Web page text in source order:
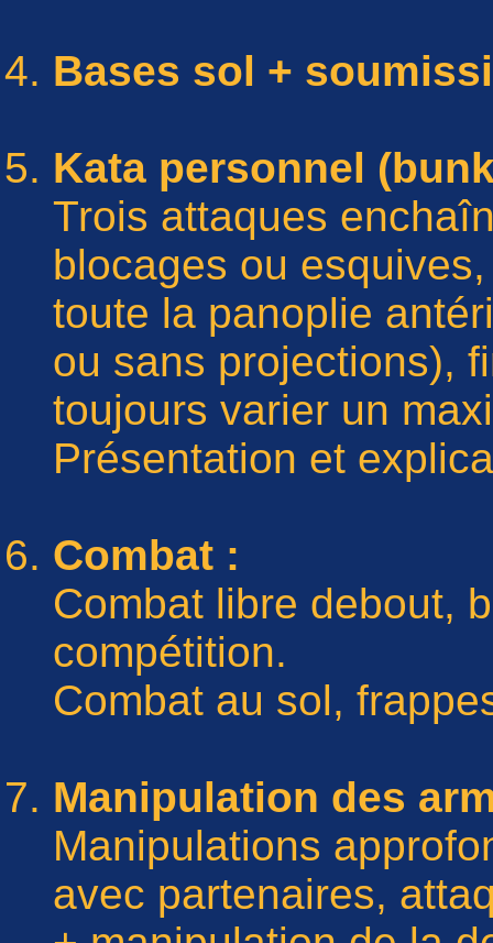
Bases sol +
Kata personnel
Trois attaques
blocages ou
toute la panoplie
ou sans projections),
toujours varier un
Présentation et
Combat :
Combat libre debout,
compétition.
Combat au sol,
Manipulation des
Manipulations
avec partenaires,